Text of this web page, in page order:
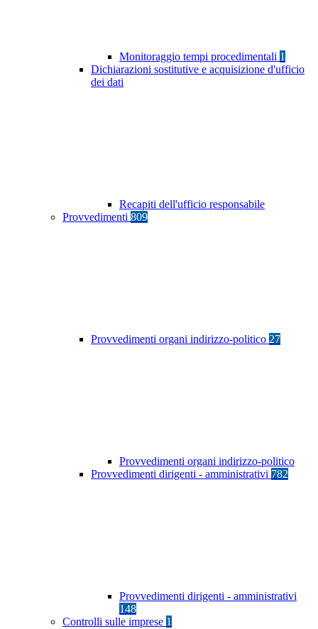
Monitoraggio tempi procedimentali 1
Dichiarazioni sostitutive e acquisizione d'ufficio
dei dati
Recapiti dell'ufficio responsabile
Provvedimenti 809
Provvedimenti organi indirizzo-politico 27
Provvedimenti organi indirizzo-politico
Provvedimenti dirigenti - amministrativi 782
Provvedimenti dirigenti - amministrativi
148
Controlli sulle imprese 1